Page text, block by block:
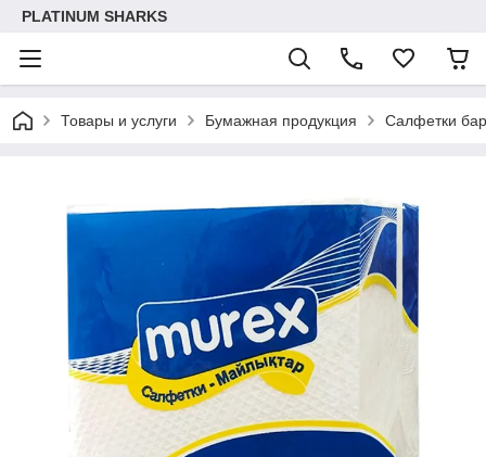
PLATINUM SHARKS
Товары и услуги Бумажная продукция Салфетки